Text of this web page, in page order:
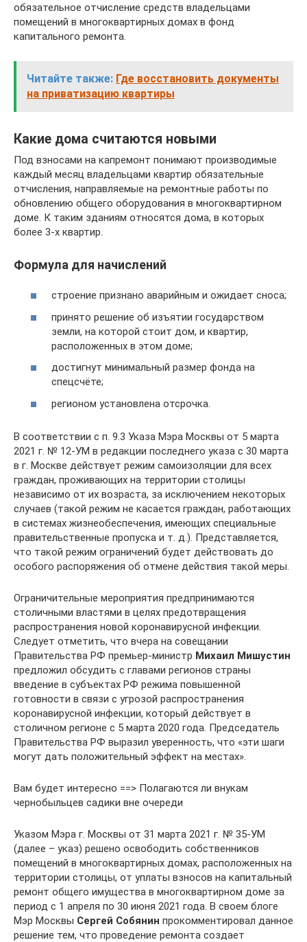
обязательное отчисление средств владельцами
помещений в многоквартирных домах в фонд
капитального ремонта.
Читайте также: Где восстановить документы
на приватизацию квартиры
Какие дома считаются новыми
Под взносами на капремонт понимают производимые
каждый месяц владельцами квартир обязательные
отчисления, направляемые на ремонтные работы по
обновлению общего оборудования в многоквартирном
доме. К таким зданиям относятся дома, в которых
более 3-х квартир.
Формула для начислений
строение признано аварийным и ожидает сноса;
принято решение об изъятии государством
земли, на которой стоит дом, и квартир,
расположенных в этом доме;
достигнут минимальный размер фонда на
спецсчёте;
регионом установлена отсрочка.
В соответствии с п. 9.3 Указа Мэра Москвы от 5 марта
2021 г. № 12-УМ в редакции последнего указа с 30 марта
в г. Москве действует режим самоизоляции для всех
граждан, проживающих на территории столицы
независимо от их возраста, за исключением некоторых
случаев (такой режим не касается граждан, работающих
в системах жизнеобеспечения, имеющих специальные
правительственные пропуска и т. д.). Представляется,
что такой режим ограничений будет действовать до
особого распоряжения об отмене действия такой меры.
Ограничительные мероприятия предпринимаются
столичными властями в целях предотвращения
распространения новой коронавирусной инфекции.
Следует отметить, что вчера на совещании
Правительства РФ премьер-министр Михаил Мишустин
предложил обсудить с главами регионов страны
введение в субъектах РФ режима повышенной
готовности в связи с угрозой распространения
коронавирусной инфекции, который действует в
столичном регионе с 5 марта 2020 года. Председатель
Правительства РФ выразил уверенность, что «эти шаги
могут дать положительный эффект на местах».
Вам будет интересно ==> Полагаются ли внукам
чернобыльцев садики вне очереди
Указом Мэра г. Москвы от 31 марта 2021 г. № 35-УМ
(далее – указ) решено освободить собственников
помещений в многоквартирных домах, расположенных на
территории столицы, от уплаты взносов на капитальный
ремонт общего имущества в многоквартирном доме за
период с 1 апреля по 30 июня 2021 года. В своем блоге
Мэр Москвы Сергей Собянин прокомментировал данное
решение тем, что проведение ремонта создает